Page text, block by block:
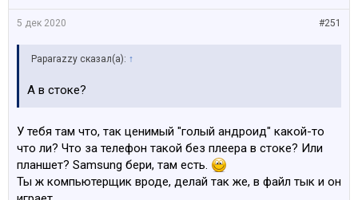
#251
5 дек 2020
Paparazzy сказал(а): ↑
А в стоке?
У тебя там что, так ценимый "голый андроид" какой-то
что ли? Что за телефон такой без плеера в стоке? Или
планшет? Samsung бери, там есть.
Ты ж компьютерщик вроде, делай так же, в файл тык и он